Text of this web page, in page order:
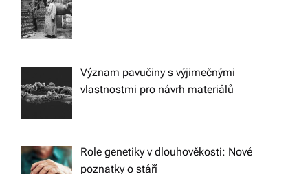
Význam pavučiny s výjimečnými
vlastnostmi pro návrh materiálů
Role genetiky v dlouhověkosti: Nové
poznatky o stáří